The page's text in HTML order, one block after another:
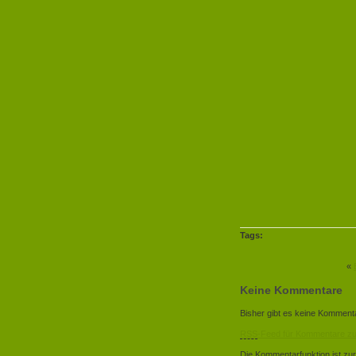
Tags:
«
Keine Kommentare
Bisher gibt es keine